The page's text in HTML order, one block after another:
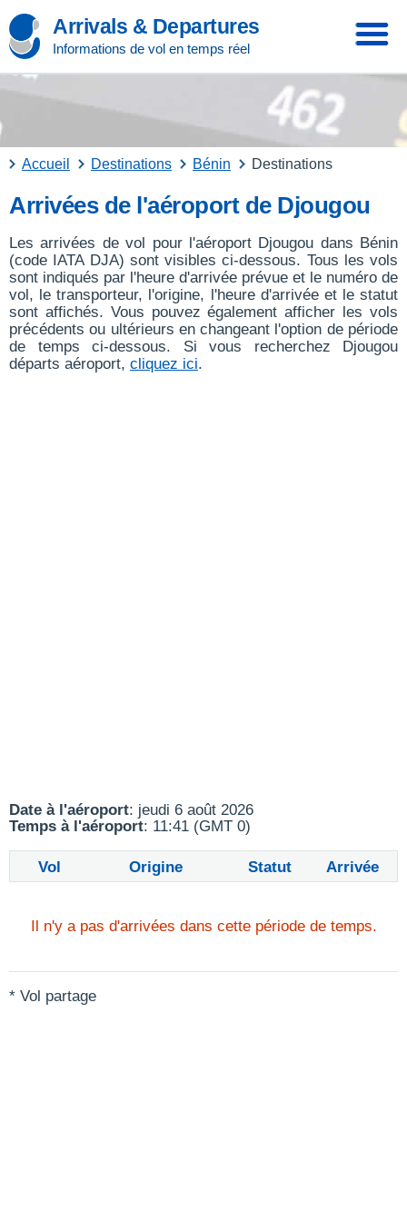
Arrivals & Departures
Informations de vol en temps réel
Accueil Destinations Bénin Destinations
Arrivées de l'aéroport de Djougou
Les arrivées de vol pour l'aéroport Djougou dans Bénin
(code IATA DJA) sont visibles ci-dessous. Tous les vols
sont indiqués par l'heure d'arrivée prévue et le numéro de
vol, le transporteur, l'origine, l'heure d'arrivée et le statut
sont affichés. Vous pouvez également afficher les vols
précédents ou ultérieurs en changeant l'option de période
de temps ci-dessous. Si vous recherchez Djougou
départs aéroport, cliquez ici.
Date à l'aéroport: jeudi 6 août 2026
Temps à l'aéroport: 11:41 (GMT 0)
Vol Origine Statut Arrivée
Il n'y a pas d'arrivées dans cette période de temps.
* Vol partage